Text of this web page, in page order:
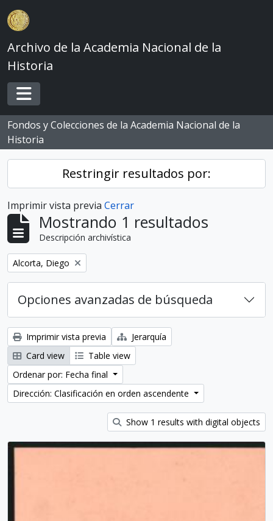
Skip to main content
Archivo de la Academia Nacional de la
Historia
Toggle navigation
Fondos y Colecciones de la Academia Nacional de la
Historia
Restringir resultados por:
Imprimir vista previa Cerrar
Mostrando 1 resultados
Descripción archivística
Remove filter:
Alcorta, Diego
Opciones avanzadas de búsqueda
Imprimir vista previa
Jerarquía
Card view
Table view
Ordenar por: Fecha final
Dirección: Clasificación en orden ascendente
Show 1 results with digital objects